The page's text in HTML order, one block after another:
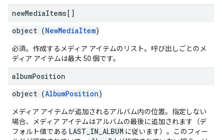
newMediaItems[]
object (NewMediaItem)
必須。作成するメディア アイテムのリスト。呼び出しごとのメ
ディア アイテムは最大 50 個です。
albumPosition
object (AlbumPosition)
メディア アイテムが追加されるアルバム内の位置。指定しない
場合、メディア アイテムはアルバムの最後に追加されます（デ
フォルト値である LAST_IN_ALBUM に従います）。このフィー